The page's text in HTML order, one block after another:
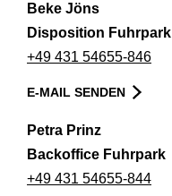
Beke Jöns
Disposition Fuhrpark
+49 431 54655-846
E-MAIL SENDEN
Petra Prinz
Backoffice Fuhrpark
+49 431 54655-844